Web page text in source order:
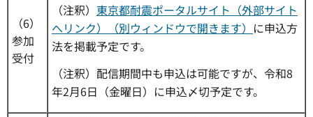
（6）
参加
受付
（注釈） 東京都耐震ポータルサイト（外部サイト
へリンク）（別ウィンドウで開きます） に申込方
法を掲載予定です。
（注釈）配信期間中も申込は可能ですが、令和8
年2月6日（金曜日）に申込〆切予定です。